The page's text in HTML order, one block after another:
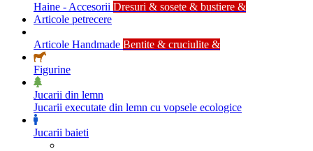
Haine - Accesorii Dresuri & sosete & bustiere &
Articole petrecere
Articole Handmade Bentite & cruciulite &
Figurine
Jucarii din lemn
Jucarii executate din lemn cu vopsele ecologice
Jucarii baieti